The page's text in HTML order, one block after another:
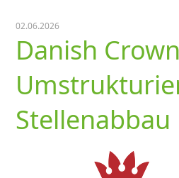
02.06.2026
Danish
Stellenabbau